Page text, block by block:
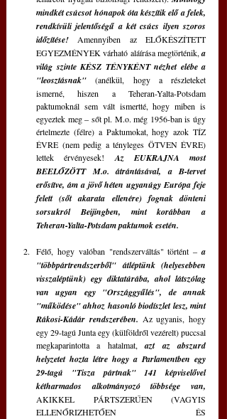
mindkét csúcsot hónapok óta készítik elő a felek,
rendkívüli jelentőségű a két csúcs ilyen szoros
időzítése! Amennyiben az ELŐKÉSZÍTETT
EGYEZMÉNYEK várható aláírása megtörténik, a
világ szinte KÉSZ TÉNYKÉNT nézhet elébe a
"leosztásnak" (anélkül, hogy a részleteket
ismerné, hiszen a Teheran-Yalta-Potsdam
paktumoknál sem vált ismertté, hogy miben is
egyeztek meg ‒ sőt pl. M.o. még 1956-ban is úgy
értelmezte (félre) a Paktumokat, hogy azok TÍZ
ÉVRE (nem pedig a tényleges ÖTVEN ÉVRE)
lettek érvényesek! Az EUKRAJNA most
BEELŐZÖTT M.o. átrántásával, a B-tervet
erősítve, ám a jövő héten ugyanúgy Európa feje
felett (sőt akarata ellenére) fognak dönteni
sorsukról Beijingben, mint korábban a
Teheran-Yalta-Potsdam paktumok esetén.
Félő, hogy valóban "rendszerváltás" történt ‒ a
"többpártrendszerből" átléptünk (helyesebben
visszaléptünk) egy diktatúrába, ahol látszólag
van ugyan egy "Országgyűlés", de annak
"működése" ahhoz hasonló biodíszlet lesz, mint
Rákosi-Kádár rendszerében. Az ugyanis, hogy
egy 29-tagú Junta egy (külföldről vezérelt) puccsal
megkaparintotta a hatalmat, azt az abszurd
helyzetet hozta létre hogy a Parlamentben egy
29-tagú "Tisza pártnak" 141 képviselővel
kétharmados alkotmányozó többsége van,
AKIKKEL PÁRTSZERŰEN (VAGYIS
ELLENŐRIZHETŐEN ÉS